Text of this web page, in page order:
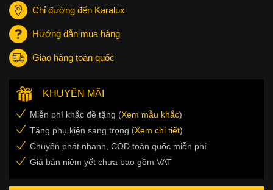
Chỉ đường đến Karalux
Hướng dẫn mua hàng
Giao hàng toàn quốc
KHUYẾN MÃI
Miễn phí khắc đề tặng (Xem mẫu khắc)
Tặng phụ kiện sang trọng (Xem chi tiết)
Chuyển phát nhanh, COD toàn quốc miễn phí
Giá bán niêm yết chưa bao gồm VAT